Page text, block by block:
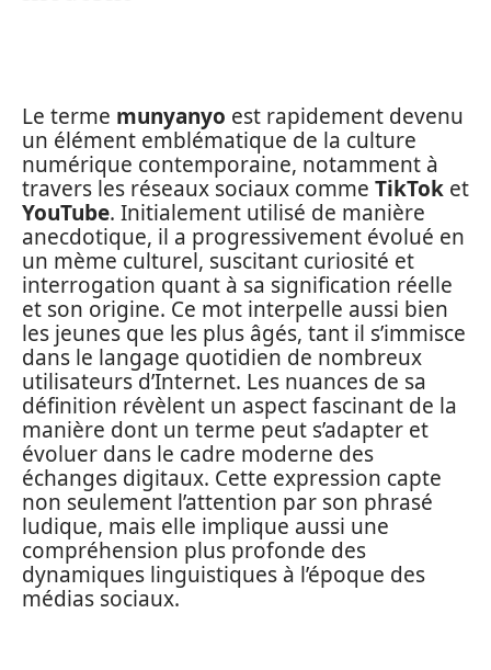
Le terme munyanyo est rapidement devenu
un élément emblématique de la culture
numérique contemporaine, notamment à
travers les réseaux sociaux comme TikTok et
YouTube. Initialement utilisé de manière
anecdotique, il a progressivement évolué en
un mème culturel, suscitant curiosité et
interrogation quant à sa signification réelle
et son origine. Ce mot interpelle aussi bien
les jeunes que les plus âgés, tant il s’immisce
dans le langage quotidien de nombreux
utilisateurs d’Internet. Les nuances de sa
définition révèlent un aspect fascinant de la
manière dont un terme peut s’adapter et
évoluer dans le cadre moderne des
échanges digitaux. Cette expression capte
non seulement l’attention par son phrasé
ludique, mais elle implique aussi une
compréhension plus profonde des
dynamiques linguistiques à l’époque des
médias sociaux.